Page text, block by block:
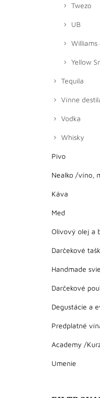
Twezo
UB
Williams
Yellow
Tequila
Vínne
Vodka
Whisky
Pivo
Nealko /víno,
Káva
Med
Olivový olej a
Darčekové
Handmade
Darčekové
Degustácie a
Predplatné
Academy /
Umenie